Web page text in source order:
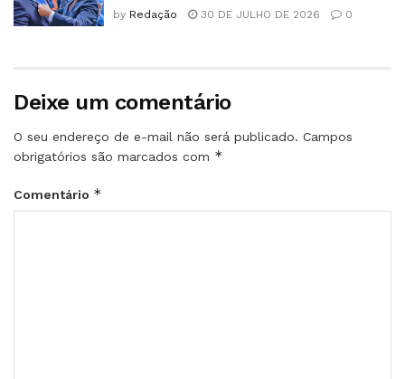
by Redação 30 DE JULHO DE 2026 0
Deixe um comentário
O seu endereço de e-mail não será publicado. Campos
obrigatórios são marcados com *
Comentário *